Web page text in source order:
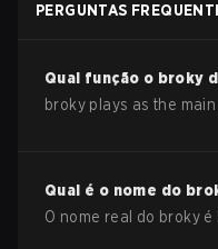
PERGUNTAS
Qual função o broky
broky plays as the main
Qual é o nome do
O nome real do broky é